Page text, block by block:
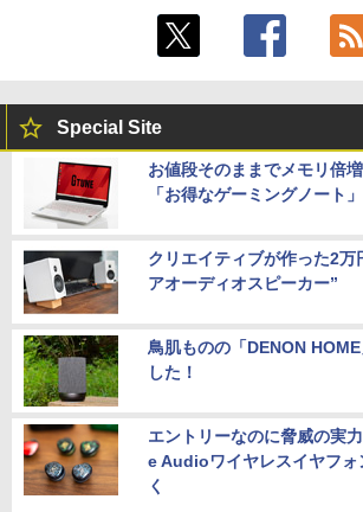
Special Site
お値段そのままでメモリ倍
「お得なゲーミングノート」
クリエイティブが作った2万
アオーディオスピーカー”
鳥肌ものの「DENON
した！
エントリーなのに脅威の実
e Audioワイヤレスイヤフォ
く